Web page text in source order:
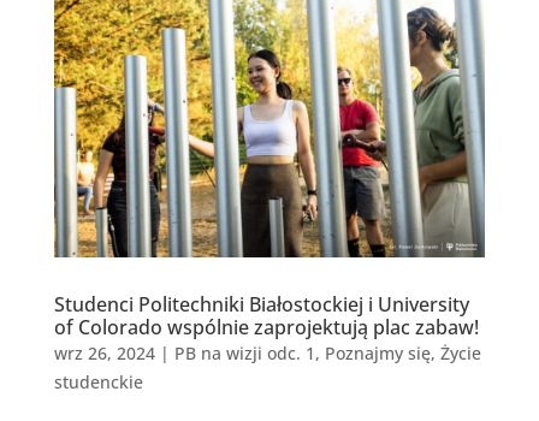
Studenci Politechniki Białostockiej i University
of Colorado wspólnie zaprojektują plac zabaw!
wrz 26, 2024| PB na wizji odc. 1 , Poznajmy się, Życie
studenckie